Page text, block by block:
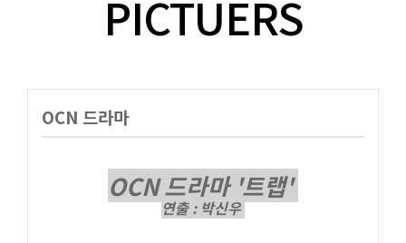
PICTUERS
OCN 드라마
OCN 드라마 '트랩'
연출 : 박신우